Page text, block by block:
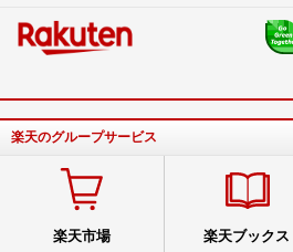
楽天のグループサービス
楽天市場 楽天ブックス